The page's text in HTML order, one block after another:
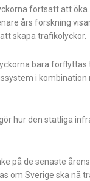
fortsatt att
års forskning
skapa trafikolyckor.
bara förflyttas
i
hur den statliga
på de senaste
om Sverige ska nå